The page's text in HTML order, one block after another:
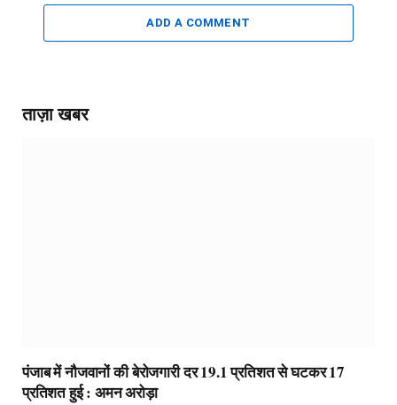
ADD A COMMENT
ताज़ा खबर
पंजाब में नौजवानों की बेरोजगारी दर 19.1 प्रतिशत से घटकर 17
प्रतिशत हुई : अमन अरोड़ा